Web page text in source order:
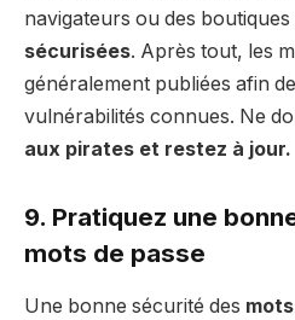
navigateurs ou des boutiques
sécurisées. Après tout, les
généralement publiées afin
vulnérabilités connues. Ne
aux pirates et restez à jour.
9. Pratiquez une
mots de passe
Une bonne sécurité des